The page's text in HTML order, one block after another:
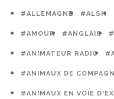
#ALLEMAGNE #ALSH
#AMOUR #ANGLAIS
#ANIMATEUR RADIO
#ANIMAUX DE
#ANIMAUX EN VOIE